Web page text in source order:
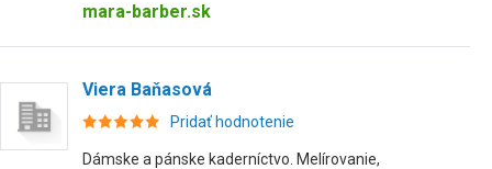
mara-barber.sk
Viera Baňasová
Pridať hodnotenie
Dámske a pánske kaderníctvo. Melírovanie,